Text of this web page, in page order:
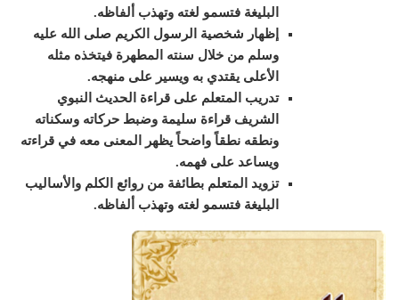
البليغة فتسمو لغته وتهذب ألفاظه.
إظهار شخصية الرسول الكريم صلى الله عليه
وسلم من خلال سنته المطهرة فيتخذه مثله
الأعلى يقتدي به ويسير على منهجه.
تدريب المتعلم على قراءة الحديث النبوي
الشريف قراءة سليمة وضبط حركاته وسكناته
ونطقه نطقاً واضحاً يظهر المعنى معه في قراءته
ويساعد على فهمه.
تزويد المتعلم بطائفة من روائع الكلم والأساليب
البليغة فتسمو لغته وتهذب ألفاظه.